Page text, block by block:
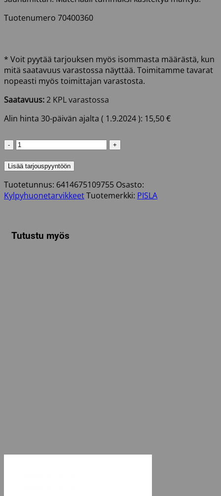
Tuotenumero 70400360
* Voit pyytää tarjouksen myös isommasta määrästä, kun
mitä saatavuus varastossa näyttää. Toimitamme tavarat
nopeasti myös toimittajan varastosta.
Saatavuus:2 KPL varastossa
Alin hinta 30-päivän ajalta ( 1.9.2024): 15,50€
OPA
KOLMIO
määrä
Lisää tarjouspyyntöön
Tuotetunnus: 6414675109755 Osasto:
KylpyhuonetarvikkeetTuotemerkki: PISLA
Tutustu myös